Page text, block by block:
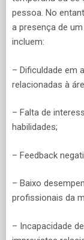
pessoa. No
a presença de
incluem:
– Dificuldade em
relacionadas à
– Falta de
habilidades;
– Feedback
– Baixo
profissionais da
– Incapacidade